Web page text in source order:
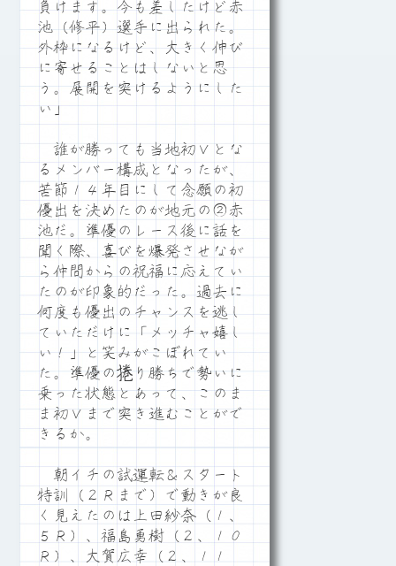
負けます。今も差したけど赤
池（修平）選手に出られた。
外枠になるけど、大きく伸び
に寄せることはしないと思
う。展開を突けるようにした
い」
誰が勝っても当地初Ｖとな
るメンバー構成となったが、
苦節１４年目にして念願の初
優出を決めたのが地元の②赤
池だ。準優のレース後に話を
聞く際、喜びを爆発させなが
ら仲間からの祝福に応えてい
たのが印象的だった。過去に
何度も優出のチャンスを逃し
ていただけに「メッチャ嬉し
い！」と笑みがこぼれてい
た。準優の捲り勝ちで勢いに
乗った状態とあって、このま
ま初Ｖまで突き進むことがで
きるか。
朝イチの試運転＆スタート
特訓（２Ｒまで）で動きが良
く見えたのは上田紗奈（１、
５Ｒ）、福島勇樹（２、１０
Ｒ）、大賀広幸（２、１１